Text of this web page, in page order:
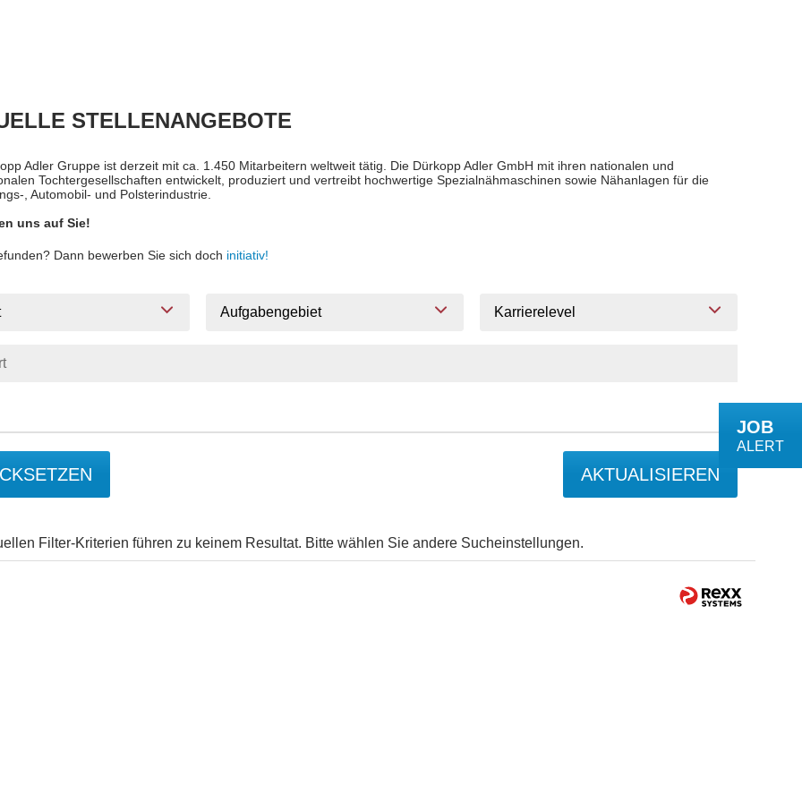
STELLENANGEBOTE
Adler Gruppe ist derzeit mit ca. 1.450 Mitarbeitern weltweit tätig. Die Dürkopp Adler GmbH mit ihren nationalen und
Tochtergesellschaften entwickelt, produziert und vertreibt hochwertige Spezialnähmaschinen sowie Nähanlagen für die
, Automobil- und Polsterindustrie.
uns auf Sie!
Dann bewerben Sie sich doch initiativ!
Aufgabengebiet Karrierelevel
AKTUALISIEREN
Filter-Kriterien führen zu keinem Resultat. Bitte wählen Sie andere Sucheinstellungen.
JOB
ALERT